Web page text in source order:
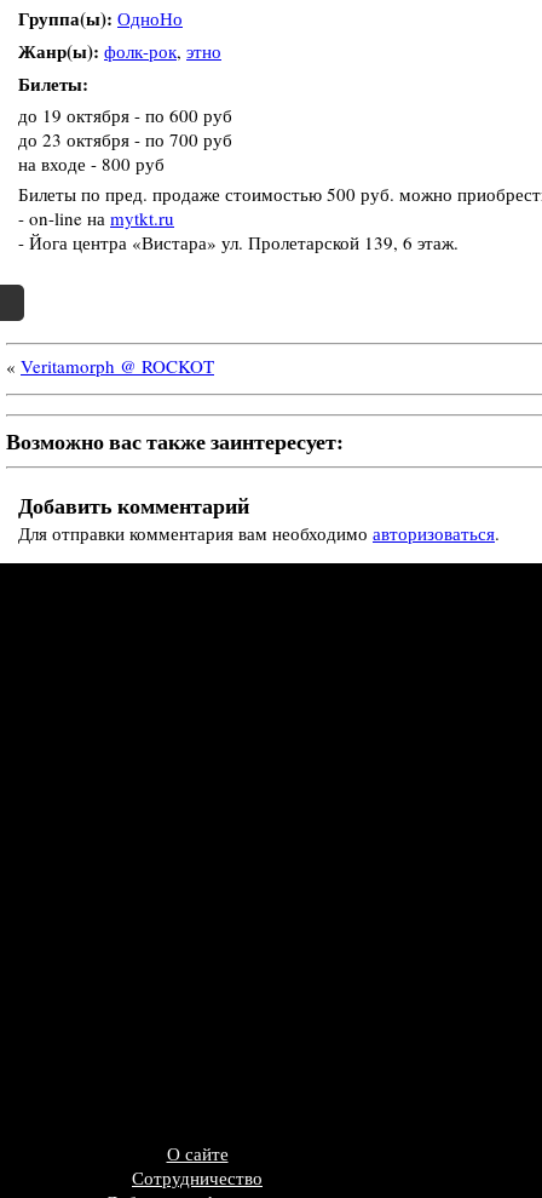
Группа(ы): ОдноНо
Жанр(ы): фолк-рок, этно
Билеты:
до 19 октября - по 600 руб
до 23 октября - по 700 руб
на входе - 800 руб
Билеты по пред. продаже стоимостью 500 руб. можно
- on-line на mytkt.ru
- Йога центра «Вистара» ул. Пролетарской 139, 6 этаж.
« Veritamorph @ ROCKOT
Возможно вас также заинтересует:
Добавить комментарий
Для отправки комментария вам необходимо авторизоваться.
О сайте
Сотрудничество